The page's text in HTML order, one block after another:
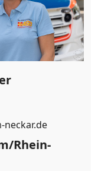
neckar.de
Rhein-